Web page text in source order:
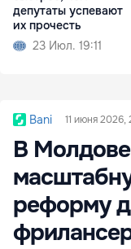
депутаты успевают
их прочесть
23 Июл. 19:11
Bani 11 июня 2026,
В Молдове
реформу